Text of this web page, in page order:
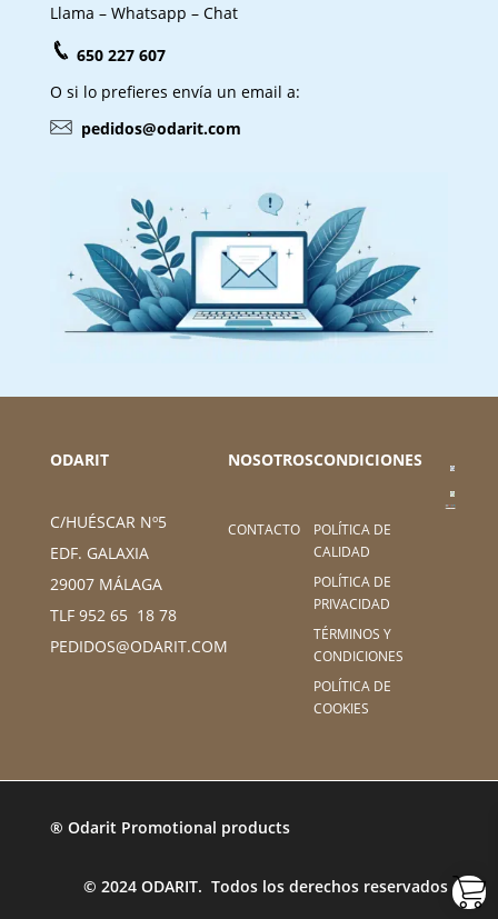
Llama – Whatsapp – Chat
650 227 607
O si lo prefieres envía un email a:
pedidos@odarit.com
ODARIT
C/HUÉSCAR Nº5
EDF. GALAXIA
29007 MÁLAGA
TLF 952 65 18 78
PEDIDOS@ODARIT.COM
NOSOTROS
CONTACTO
CONDICIONES
POLÍTICA DE
CALIDAD
POLÍTICA DE
PRIVACIDAD
TÉRMINOS Y
CONDICIONES
POLÍTICA DE
COOKIES
® Odarit Promotional products
© 2024 ODARIT. Todos los derechos reservados